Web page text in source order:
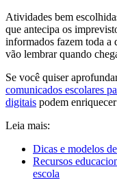
Atividades bem
que antecipa os
informados fazem toda a
vão lembrar quando
Se você quiser
comunicados escolares
digitais podem
Leia mais:
Dicas e modelos
Recursos
escola